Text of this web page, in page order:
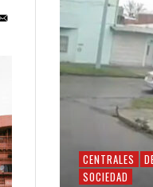
CENTRALES
SOCIEDAD